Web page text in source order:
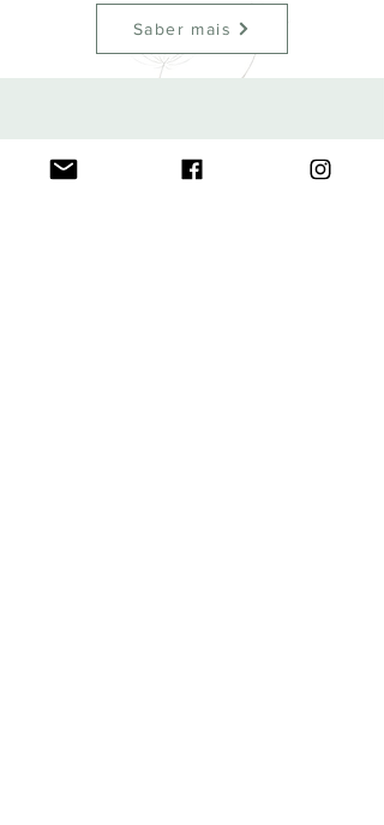
Saber mais
CONVERSAR